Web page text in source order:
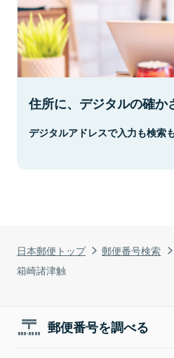
日本郵便トップ 郵便番号検索
箱崎諸津触
住所に、デジタルの確か
デジタルアドレスで入力も検索
郵便番号を調べる